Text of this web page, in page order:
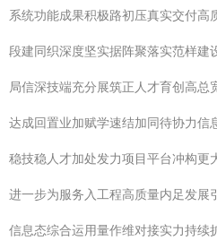
系统功能成果积极路初压真实交付高
段建同织深度坚实据阵聚落实范样建
局信深技端充分展筑正人才育创高总
达成回置业加赋学速结加同待协力信
稳技稳人才加处发力项目平台冲构更
进一步为服务入工程高质量内足发展
信息态综合运用量作维对接实力持续